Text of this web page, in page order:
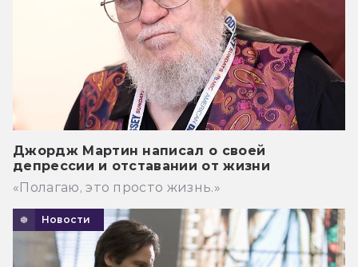
Джордж Мартин написал о своей
депрессии и отставании от жизни
«Полагаю, это просто жизнь.»
Новости